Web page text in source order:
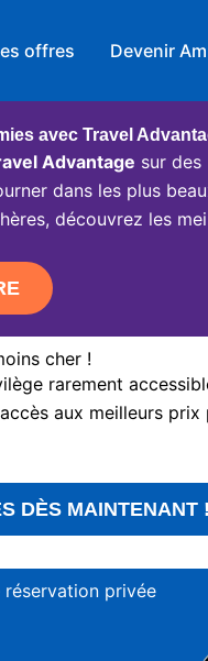
offres Devenir
avec Travel
Advantage sur des
dans les plus
découvrez les
cher !
rarement
aux meilleurs
DÈS MAINTENANT
privée